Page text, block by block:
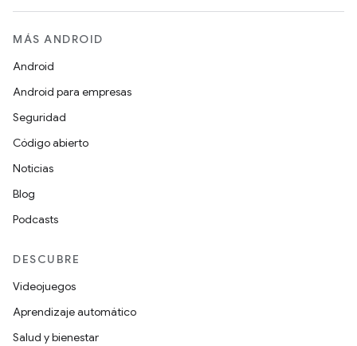
MÁS ANDROID
Android
Android para empresas
Seguridad
Código abierto
Noticias
Blog
Podcasts
DESCUBRE
Videojuegos
Aprendizaje automático
Salud y bienestar